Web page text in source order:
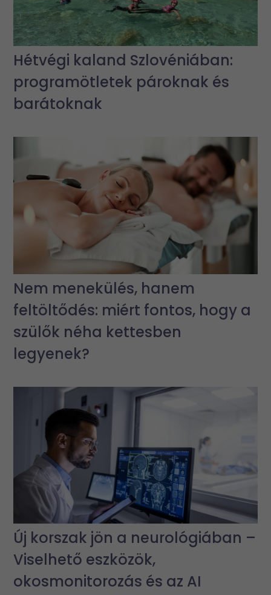
Hétvégi kaland Szlovéniában:
programötletek pároknak és
barátoknak
Nem menekülés, hanem
feltöltődés: miért fontos, hogy a
szülők néha kettesben
legyenek?
Új korszak jön a neurológiában –
Viselhető eszközök,
okosmonitorozás és az AI